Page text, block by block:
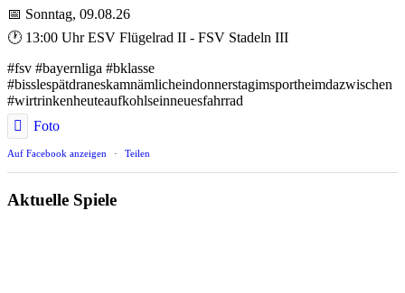
📅 Sonntag, 09.08.26
🕐 13:00 Uhr ESV Flügelrad II - FSV Stadeln III
#fsv #bayernliga #bklasse
#bisslespätdraneskamnämlicheindonnerstagimsportheimdazwischen
#wirtrinkenheuteaufkohlseinneuesfahrrad
Foto
Auf Facebook anzeigen · Teilen
Aktuelle Spiele